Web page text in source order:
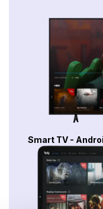
Smart TV -